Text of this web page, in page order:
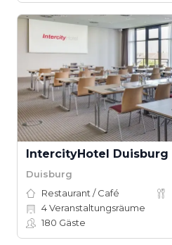
IntercityHotel Duisburg
Duisburg
Restaurant / Café
4Veranstaltungsräume
180 Gäste